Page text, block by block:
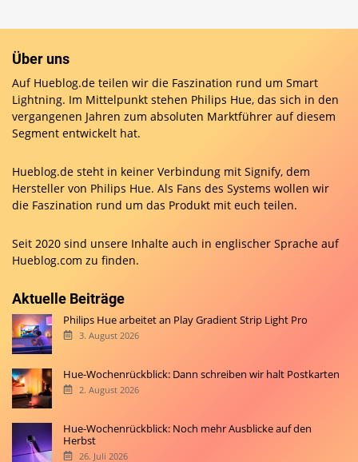
Über uns
Auf Hueblog.de teilen wir die Faszination rund um Smart
Lightning. Im Mittelpunkt stehen Philips Hue, das sich in den
vergangenen Jahren zum absoluten Marktführer auf diesem
Segment entwickelt hat.
Hueblog.de steht in keiner Verbindung mit Signify, dem
Hersteller von Philips Hue. Als Fans des Systems wollen wir
die Faszination rund um das Produkt mit euch teilen.
Seit 2020 sind unsere Inhalte auch in englischer Sprache auf
Hueblog.com zu finden.
Aktuelle Beiträge
Philips Hue arbeitet an Play Gradient Strip Light Pro
3. August 2026
Hue-Wochenrückblick: Dann schreiben wir halt Postkarten
2. August 2026
Hue-Wochenrückblick: Noch mehr Ausblicke auf den
Herbst
26. Juli 2026